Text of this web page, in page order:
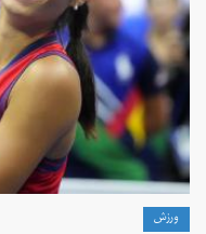
ورزش